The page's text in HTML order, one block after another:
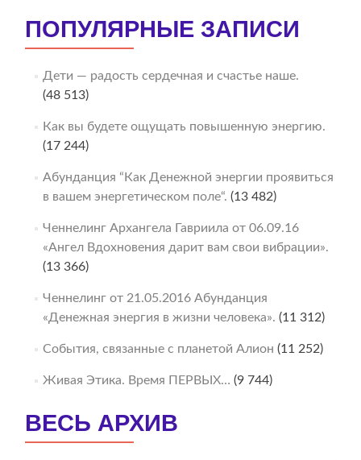
ПОПУЛЯРНЫЕ ЗАПИСИ
Дети — радость сердечная и счастье наше.
(48 513)
Как вы будете ощущать повышенную энергию.
(17 244)
Абунданция “Как Денежной энергии проявиться
в вашем энергетическом поле“. (13 482)
Ченнелинг Архангела Гавриила от 06.09.16
«Ангел Вдохновения дарит вам свои вибрации».
(13 366)
Ченнелинг от 21.05.2016 Абунданция
«Денежная энергия в жизни человека». (11 312)
События, связанные с планетой Алион (11 252)
Живая Этика. Время ПЕРВЫХ… (9 744)
ВЕСЬ АРХИВ